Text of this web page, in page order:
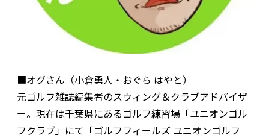
■オグさん（小倉勇人・おぐら はやと）
元ゴルフ雑誌編集者のスウィング＆クラブアドバイザ
ー。現在は千葉県にあるゴルフ練習場「ユニオンゴル
フクラブ」にて「ゴルフフィールズ ユニオンゴルフ